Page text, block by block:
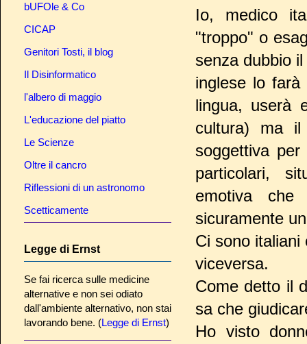
Io, medico
"troppo" o
senza dubbio
inglese lo
lingua, userà
cultura) ma
soggettiva
particolari,
emotiva
sicuramente
Ci sono
viceversa.
Come detto il
sa che
Ho visto
bUFOle & Co
CICAP
Genitori Tosti, il blog
Il Disinformatico
l'albero di maggio
L'educazione del piatto
Le Scienze
Oltre il cancro
Riflessioni di un astronomo
Scetticamente
Legge di Ernst
Se fai ricerca sulle medicine
alternative e non sei odiato
dall'ambiente alternativo, non stai
lavorando bene. (Legge di Ernst)